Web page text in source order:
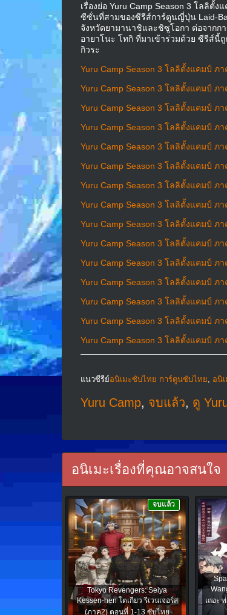
เรื่องย่อ Yuru Camp Season 3 โลลิตั้ง
ซีซั่นที่สามของซีรีส์การ์ตูนญี่ปุ่น Laid-
จังหวัดยามานาชิและชิซูโอกา ต่อจากก
อายาโนะ โทกิ ที่มาเข้าร่วมด้วย ซีรีส์นี้
กิวระ
Yuru Camp Season 3 โลลิตั้งแคมป์ ภ
Yuru Camp Season 3 โลลิตั้งแคมป์ ภ
Yuru Camp Season 3 โลลิตั้งแคมป์ ภ
Yuru Camp Season 3 โลลิตั้งแคมป์ ภ
Yuru Camp Season 3 โลลิตั้งแคมป์ ภ
Yuru Camp Season 3 โลลิตั้งแคมป์ ภ
Yuru Camp Season 3 โลลิตั้งแคมป์ ภ
Yuru Camp Season 3 โลลิตั้งแคมป์ ภ
Yuru Camp Season 3 โลลิตั้งแคมป์ ภ
Yuru Camp Season 3 โลลิตั้งแคมป์ ภ
Yuru Camp Season 3 โลลิตั้งแคมป์ ภ
Yuru Camp Season 3 โลลิตั้งแคมป์ ภ
Yuru Camp Season 3 โลลิตั้งแคมป์ ภ
Yuru Camp Season 3 โลลิตั้งแคมป์ ภ
Yuru Camp Season 3 โลลิตั้งแคมป์ ภ
แนวซีรีย์อนิเมะซับไทย การ์ตูนซับไทย อนิ
Yuru Camp, จบแล้ว, ดู
อนิเมะเรื่องที่คุณอาจสนใจ
Tokyo Revengers: Seiya
Kessen-hen โตเกียว รีเวนเจอร์ส
(ภาค2) ตอนที่ 1-13 ซับไทย
จบแล้ว
เถอะ